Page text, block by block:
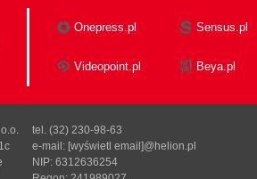
Onepress.pl Sensus.pl
Videopoint.pl Beya.pl
tel. (32) 230-98-63
e-mail: [wyświetl email]@helion.pl
NIP: 6312636254